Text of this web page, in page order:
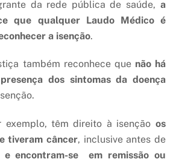
da rede pública de saúde, a
que qualquer Laudo Médico é
a isenção.
também reconhece que não há
dos sintomas da doença
exemplo, têm direito à isenção os
tiveram câncer, inclusive antes de
e encontram-se em remissão ou